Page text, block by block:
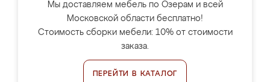
Мы доставляем мебель по Озерам и всей
Московской области бесплатно!
Стоимость сборки мебели: 10% от стоимости
заказа.
ПЕРЕЙТИ В КАТАЛОГ